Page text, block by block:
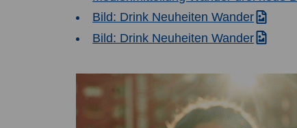
Bild: Drink Neuheiten Wander
Bild: Drink Neuheiten Wander